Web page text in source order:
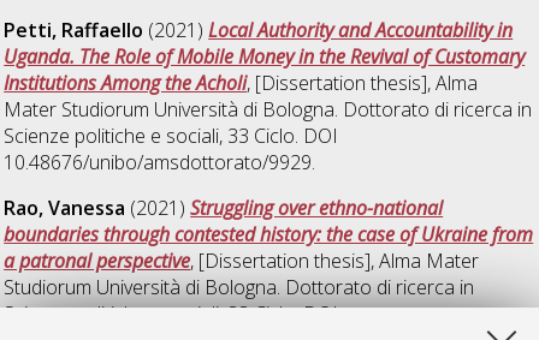
Petti, Raffaello (2021)Local Authority and Accountability in
Uganda. The Role of Mobile Money in the Revival of Customary
Institutions Among the Acholi, [Dissertation thesis], Alma
Mater Studiorum Università di Bologna. Dottorato di ricerca in
Scienze politiche e sociali, 33 Ciclo. DOI
10.48676/unibo/amsdottorato/9929.
Rao, Vanessa (2021)Struggling over ethno-national
boundaries through contested history: the case of Ukraine from
a patronal perspective, [Dissertation thesis], Alma Mater
Studiorum Università di Bologna. Dottorato di ricerca in
Scienze politiche e sociali, 33 Ciclo. DOI